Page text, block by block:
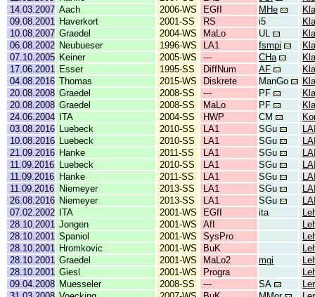
14.03.2007 Aach 2006-WS EGfI MHe
09.08.2001
Haverkort 2001-SS RS i5
10.08.2007 Graedel 2004-WS MaLo UL
06.08.2002 Neubueser 1996-WS LA1 fsmpi
07.10.2005 Keiner 2005-WS --- CHa
17.06.2001
Esser 1995-SS DiffNum AF
04.08.2016 Thomas 2015-WS Diskrete ManGo
20.08.2008 Graedel 2008-SS --- PF
20.08.2008 Graedel 2008-SS MaLo PF
24.06.2004
ITA 2004-SS HWP CM
03.08.2016
Luebeck 2010-SS LA1 SGu
10.08.2016
Luebeck 2010-SS LA1 SGu
21.09.2016 Hanke 2011-SS LA1 SGu
11.09.2016
Luebeck 2010-SS LA1 SGu
11.09.2016 Hanke 2011-SS LA1 SGu
11.09.2016 Niemeyer 2013-SS LA1 SGu
26.08.2016 Niemeyer 2013-SS LA1 SGu
07.02.2002
ITA 2001-WS EGfI ita
28.10.2001 Jongen 2001-WS AfI
28.10.2001 Spaniol 2001-WS SysPro
28.10.2001
Hromkovic 2001-WS BuK
28.10.2001 Graedel 2001-WS MaLo2 mgi
28.10.2001 Giesl 2001-WS Progra
09.04.2008 Muesseler 2008-SS --- SA